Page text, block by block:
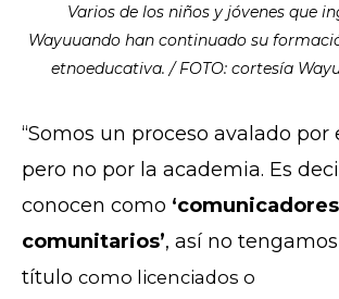
Varios de los niños y jóvenes que
Wayuuando han continuado su
etnoeducativa. / FOTO: cortesía
“Somos un proceso avalado por
pero no por la academia. Es
conocen como
comunitarios’, así no
título como licenciados o